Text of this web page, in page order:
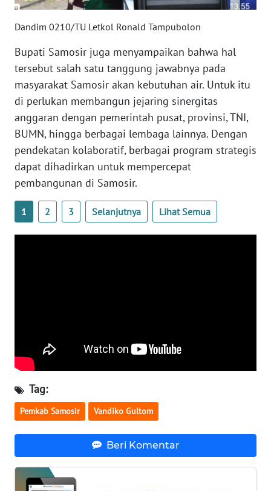
Dandim 0210/TU Letkol Ronald Tampubolon
Bupati Samosir juga menyampaikan bahwa hal
tersebut salah satu tanggung jawabnya pada
masyarakat Samosir akan kebutuhan air. Untuk itu
di perlukan membangun jejaring sinergitas
anggaran dengan pemerintah pusat, provinsi, TNI,
BUMN, hingga berbagai lembaga lainnya. Dengan
pendekatan kolaboratif, berbagai program strategis
dapat dihadirkan untuk mempercepat
pembangunan di Samosir.
1 2 3 Selanjutnya Lihat Semua
Tag:
Pemkab Samosir Vandiko Gultom
Beri Komentar
WN
SULSEL
WN
GORONTALO
WN
SULUT
WN
WN
MALUT
WN
WN
LANGKAT
WN